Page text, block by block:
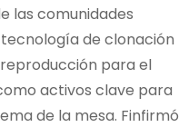
las comunidades
de clonación
para el
activos clave para
de la mesa. Finfirmó